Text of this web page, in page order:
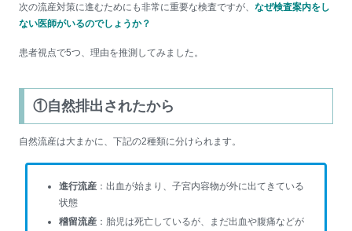
次の流産対策に進むためにも非常に重要な検査ですが、 なぜ検査案内をし
ない医師がいるのでしょうか？
患者視点で5つ、理由を推測してみました。
①自然排出されたから
自然流産は大まかに、下記の2種類に分けられます。
進行流産 ：出血が始まり、子宮内容物が外に出てきている
状態
稽留流産 ：胎児は死亡しているが、まだ出血や腹痛などが